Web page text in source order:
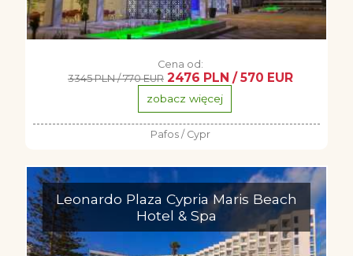
Cena od:
3345 PLN / 770 EUR 2476 PLN / 570 EUR
zobacz więcej
Pafos / Cypr
Leonardo Plaza Cypria Maris Beach
Hotel & Spa